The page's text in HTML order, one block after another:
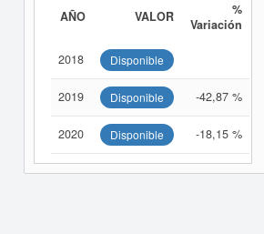
AÑO VALOR
%
Variación
2018 Disponible
2019 Disponible -42,87 %
2020 Disponible -18,15 %